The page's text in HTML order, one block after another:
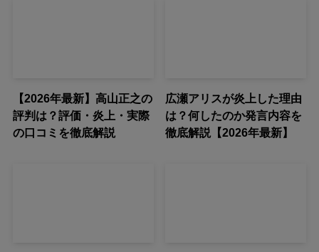
【2026年最新】高山正之の
評判は？評価・炎上・実際
の口コミを徹底解説
広瀬アリスが炎上した理由
は？何したのか発言内容を
徹底解説【2026年最新】